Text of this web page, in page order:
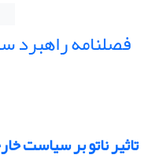
فصلنامه راهبرد
تاثیر ناتو بر سیاست